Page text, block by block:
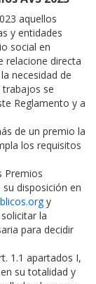
aquellos
y entidades
social en
relacione directa
necesidad de
trabajos se
Reglamento y a
de un premio la
los requisitos
Premios
disposición en
y
la
para decidir
1.1 apartados I,
su totalidad y